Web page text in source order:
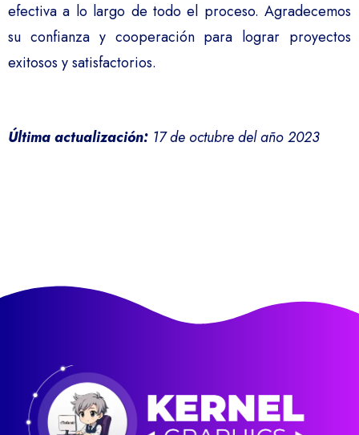
efectiva a lo largo de todo el proceso. Agradecemos
su confianza y cooperación para lograr proyectos
exitosos y satisfactorios.
Última actualización: 17 de octubre del año 2023